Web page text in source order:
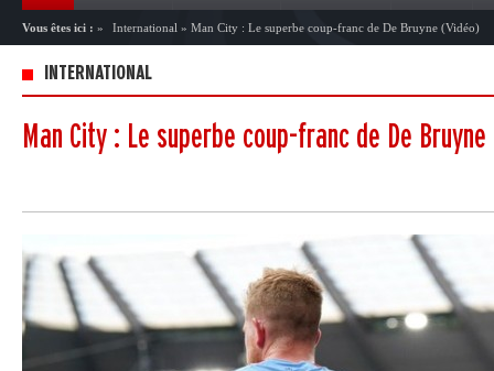
Vous êtes ici : » International » Man City : Le superbe coup-franc de De Bruyne (Vidéo)
INTERNATIONAL
Man City : Le superbe coup-franc de De